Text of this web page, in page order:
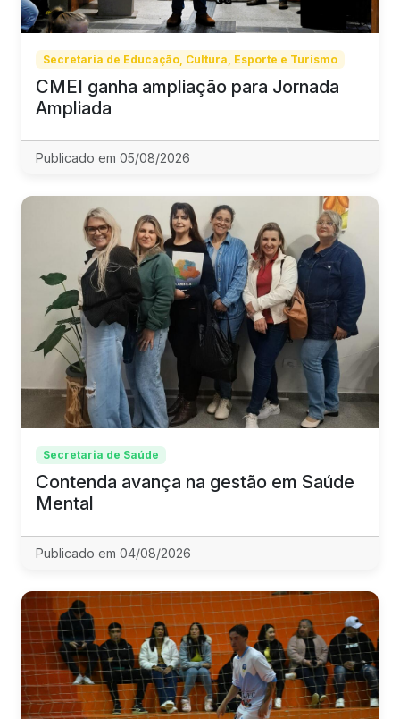
Secretaria de Educação, Cultura, Esporte e Turismo
CMEI ganha ampliação para Jornada
Ampliada
Publicado em 05/08/2026
Secretaria de Saúde
Contenda avança na gestão em Saúde
Mental
Publicado em 04/08/2026